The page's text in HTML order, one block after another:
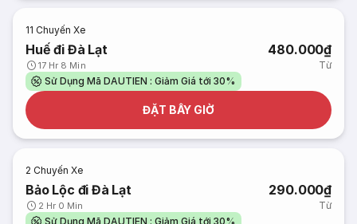
11 Chuyến Xe
Huế đi Đà Lạt
17 Hr 8 Min
480.000₫
Từ
Sử Dụng Mã DAUTIEN : Giảm Giá tới 30%
ĐẶT BÂY GIỜ
2 Chuyến Xe
Bảo Lộc đi Đà Lạt
2 Hr 0 Min
290.000₫
Từ
Sử Dụng Mã DAUTIEN : Giảm Giá tới 30%